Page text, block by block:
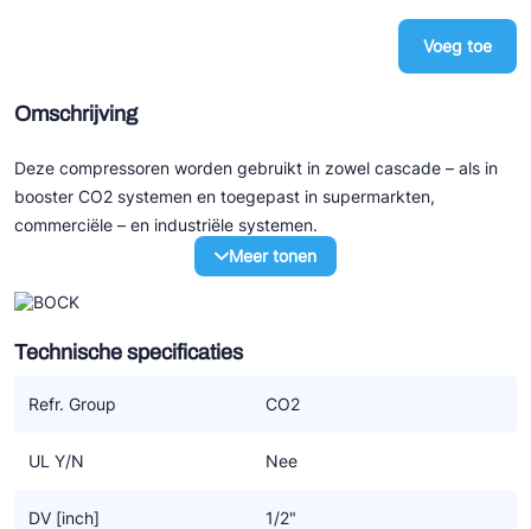
TEKLAB
Voeg toe
Omschrijving
Deze compressoren worden gebruikt in zowel cascade – als in
booster CO2 systemen en toegepast in supermarkten,
commerciële – en industriële systemen.
• Zuiggas gekoelde semi hermetische zuigercompressoren
• Subkritisch CO2 bedrijfscondities (diepvries)
• Werkdruk tot 64bar (tc = 25 °C)
• Twee motor varianten (ML and S) breed frequentie bereik en
• Bestemd voor CO2 subkritisch systeem met:
• “High efficiency” in diepvries toepassing (to < 0 °C)
Meer tonen
Technische specificaties
Refr. Group CO2
UL Y/N Nee
DV [inch] 1/2"